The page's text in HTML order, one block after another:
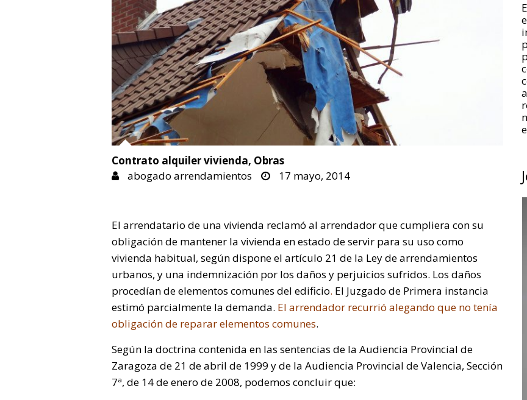
Contrato alquiler vivienda, Obras
abogado arrendamientos
17 mayo, 2014
El arrendatario de una vivienda reclamó al arrendador que cumpliera con su
obligación de mantener la vivienda en estado de servir para su uso como
vivienda habitual, según dispone el artículo 21 de la Ley de arrendamientos
urbanos, y una indemnización por los daños y perjuicios sufridos. Los daños
procedían de elementos comunes del edificio. El Juzgado de Primera instancia
estimó parcialmente la demanda. El arrendador recurrió alegando que no tenía
obligación de reparar elementos comunes.
Según la doctrina contenida en las sentencias de la Audiencia Provincial de
Zaragoza de 21 de abril de 1999 y de la Audiencia Provincial de Valencia, Sección
7ª, de 14 de enero de 2008, podemos concluir que: